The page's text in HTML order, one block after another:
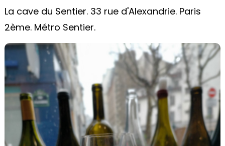
La cave du Sentier. 33 rue d'Alexandrie. Paris
2ème. Métro Sentier.